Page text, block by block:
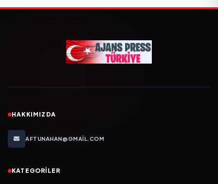
HAKKIMIZDA
AFTUNAHAN@GMAIL.COM
KATEGORILER